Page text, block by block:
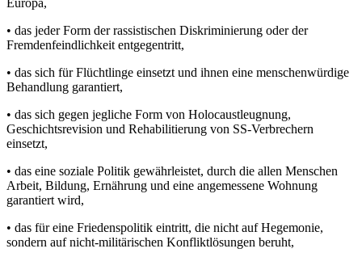
Europa,
• das jeder Form der rassistischen Diskriminierung oder der
Fremdenfeindlichkeit entgegentritt,
• das sich für Flüchtlinge einsetzt und ihnen eine menschenwürdige
Behandlung garantiert,
• das sich gegen jegliche Form von Holocaustleugnung,
Geschichtsrevision und Rehabilitierung von SS-Verbrechern
einsetzt,
• das eine soziale Politik gewährleistet, durch die allen Menschen
Arbeit, Bildung, Ernährung und eine angemessene Wohnung
garantiert wird,
• das für eine Friedenspolitik eintritt, die nicht auf Hegemonie,
sondern auf nicht-militärischen Konfliktlösungen beruht,